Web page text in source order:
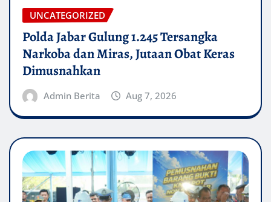
UNCATEGORIZED
Polda Jabar Gulung 1.245 Tersangka
Narkoba dan Miras, Jutaan Obat Keras
Dimusnahkan
Admin Berita Aug 7, 2026